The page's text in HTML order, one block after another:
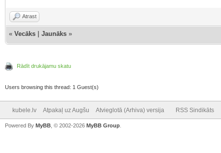
Atrast
« Vecāks Jaunāks »
Rādīt drukājamu skatu
Users browsing this thread: 1 Guest(s)
kubele.lv Atpakaļ uz Augšu Atvieglotā (Arhiva) versija RSS Sindikāts
Powered By MyBB , © 2002-2026 MyBB Group